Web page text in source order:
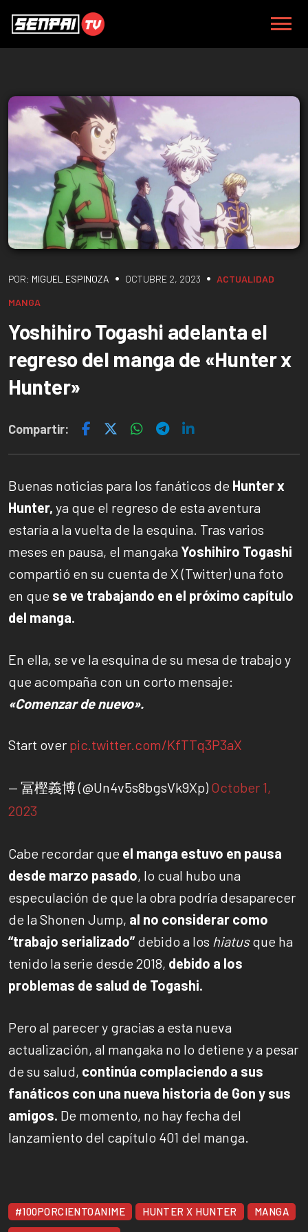
POR: MIGUEL ESPINOZA • OCTUBRE 2, 2023 • ACTUALIDAD
MANGA
Yoshihiro Togashi adelanta el
regreso del manga de «Hunter x
Hunter»
Compartir:
Buenas noticias para los fanáticos de Hunter x
Hunter, ya que el regreso de esta aventura
estaría a la vuelta de la esquina. Tras varios
meses en pausa, el mangaka Yoshihiro Togashi
compartió en su cuenta de X (Twitter) una foto
en que se ve trabajando en el próximo capítulo
del manga.
En ella, se ve la esquina de su mesa de trabajo y
que acompaña con un corto mensaje:
«Comenzar de nuevo».
Start over pic.twitter.com/KfTTq3P3aX
— 冨樫義博 (@Un4v5s8bgsVk9Xp) October 1,
2023
Cabe recordar que el manga estuvo en pausa
desde marzo pasado, lo cual hubo una
especulación de que la obra podría desaparecer
de la Shonen Jump, al no considerar como
“trabajo serializado” debido a los hiatusque ha
tenido la serie desde 2018, debido a los
problemas de salud de Togashi.
Pero al parecer y gracias a esta nueva
actualización, al mangaka no lo detiene y a pesar
de su salud, continúa complaciendo a sus
fanáticos con una nueva historia de Gon y sus
amigos. De momento, no hay fecha del
lanzamiento del capítulo 401 del manga.
#100PORCIENTOANIME HUNTER X HUNTER
MANGA